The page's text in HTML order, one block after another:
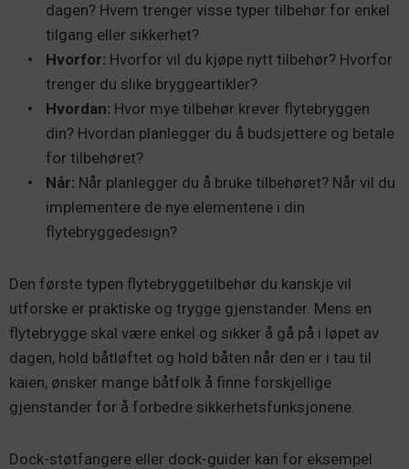
dagen? Hvem trenger visse typer tilbehør for enkel
tilgang eller sikkerhet?
Hvorfor: Hvorfor vil du kjøpe nytt tilbehør? Hvorfor
trenger du slike bryggeartikler?
Hvordan: Hvor mye tilbehør krever flytebryggen
din? Hvordan planlegger du å budsjettere og betale
for tilbehøret?
Når: Når planlegger du å bruke tilbehøret? Når vil du
implementere de nye elementene i din
flytebryggedesign?
Den første typen flytebryggetilbehør du kanskje vil
utforske er praktiske og trygge gjenstander. Mens en
flytebrygge skal være enkel og sikker å gå på i løpet av
dagen, hold båtløftet og hold båten når den er i tau til
kaien, ønsker mange båtfolk å finne forskjellige
gjenstander for å forbedre sikkerhetsfunksjonene.
Dock-støtfangere eller dock-guider kan for eksempel